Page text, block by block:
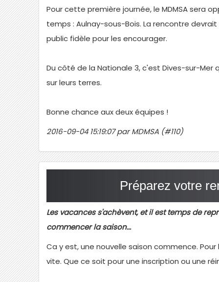
Pour cette première journée, le MDMSA sera
temps : Aulnay-sous-Bois. La rencontre
public fidèle pour les encourager.
Du côté de la Nationale 3, c'est Dives-sur-
sur leurs terres.
Bonne chance aux deux équipes !
2016-09-04 15:19:07 par MDMSA (#110)
Préparez votre
Les vacances s'achèvent, et il est temps de
commencer la saison...
Ca y est, une nouvelle saison commence.
vite. Que ce soit pour une inscription ou une